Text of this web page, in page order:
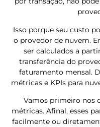
Isso porque seu custo
o provedor de nuvem.
ser calculados a
transferência do
faturamento mensal.
métricas e KPIs para
Vamos primeiro nos
métricas. Afinal, esses
facilmente ou